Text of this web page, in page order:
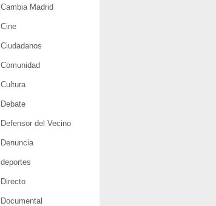
Cambia Madrid
Cine
Ciudadanos
Comunidad
Cultura
Debate
Defensor del Vecino
Denuncia
deportes
Directo
Documental